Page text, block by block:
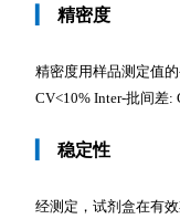
精密度
精密度用样品测定值
CV<10% Inter-批间差:
稳定性
经测定，试剂盒在有